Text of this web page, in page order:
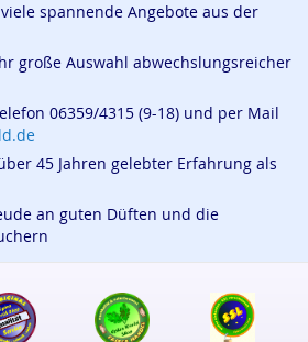
spannende Angebote aus der
große Auswahl abwechslungsreicher
06359/4315 (9-18) und per Mail
45 Jahren gelebter Erfahrung als
an guten Düften und die